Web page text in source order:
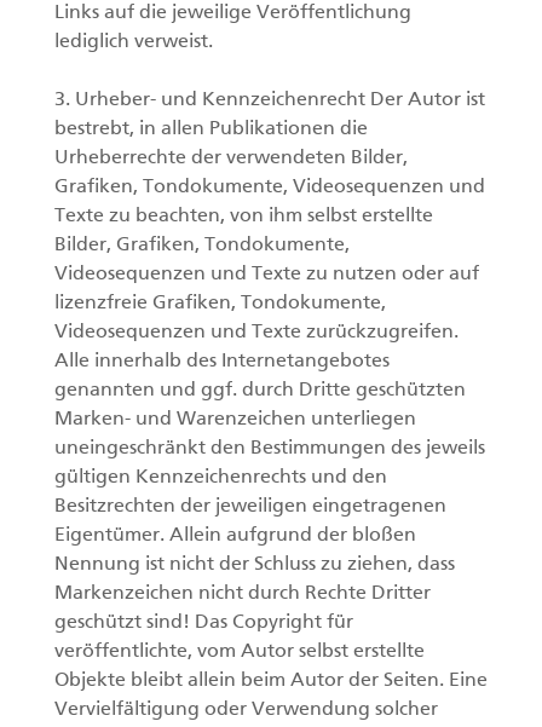
Links auf die jeweilige Veröffentlichung
lediglich verweist.
3. Urheber- und Kennzeichenrecht Der Autor ist
bestrebt, in allen Publikationen die
Urheberrechte der verwendeten Bilder,
Grafiken, Tondokumente, Videosequenzen und
Texte zu beachten, von ihm selbst erstellte
Bilder, Grafiken, Tondokumente,
Videosequenzen und Texte zu nutzen oder auf
lizenzfreie Grafiken, Tondokumente,
Videosequenzen und Texte zurückzugreifen.
Alle innerhalb des Internetangebotes
genannten und ggf. durch Dritte geschützten
Marken- und Warenzeichen unterliegen
uneingeschränkt den Bestimmungen des jeweils
gültigen Kennzeichenrechts und den
Besitzrechten der jeweiligen eingetragenen
Eigentümer. Allein aufgrund der bloßen
Nennung ist nicht der Schluss zu ziehen, dass
Markenzeichen nicht durch Rechte Dritter
geschützt sind! Das Copyright für
veröffentlichte, vom Autor selbst erstellte
Objekte bleibt allein beim Autor der Seiten. Eine
Vervielfältigung oder Verwendung solcher